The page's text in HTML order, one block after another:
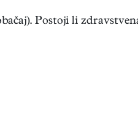
Postoji li